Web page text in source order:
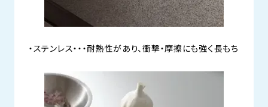
・ステンレス・・・耐熱性があり、衝撃・摩擦にも強く長もち